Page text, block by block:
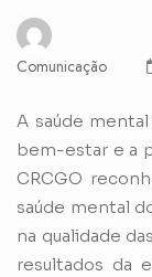
Comunicação
A saúde
bem-estar e a
CRCGO
saúde mental
na qualidade
resultados da